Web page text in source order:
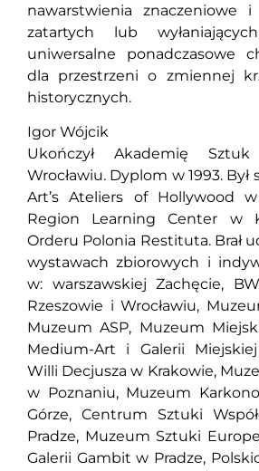
nawarstwienia znaczeniowe
zatartych lub
uniwersalne ponadczasowe
dla przestrzeni o zmiennej
historycznych.
Igor Wójcik
Ukończył Akademię
Wrocławiu. Dyplom w 1993.
Art’s Ateliers of Hollywood
Region Learning Center w
Orderu Polonia Restituta. Brał
wystawach zbiorowych i
w: warszawskiej Zachęcie,
Rzeszowie i Wrocławiu,
Muzeum ASP, Muzeum
Medium-Art i Galerii
Willi Decjusza w Krakowie,
w Poznaniu, Muzeum
Górze, Centrum Sztuki
Pradze, Muzeum Sztuki
Galerii Gambit w Pradze,